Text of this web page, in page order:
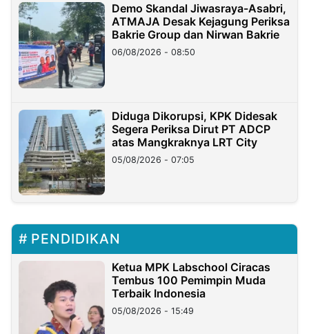
Demo Skandal Jiwasraya-Asabri,
ATMAJA Desak Kejagung Periksa
Bakrie Group dan Nirwan Bakrie
06/08/2026 - 08:50
Diduga Dikorupsi, KPK Didesak
Segera Periksa Dirut PT ADCP
atas Mangkraknya LRT City
05/08/2026 - 07:05
PENDIDIKAN
Ketua MPK Labschool Ciracas
Tembus 100 Pemimpin Muda
Terbaik Indonesia
05/08/2026 - 15:49